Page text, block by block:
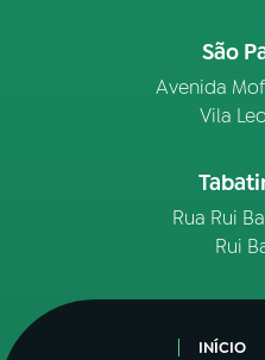
São
Avenida
Vila
Rua Rui
Rui
INÍCIO